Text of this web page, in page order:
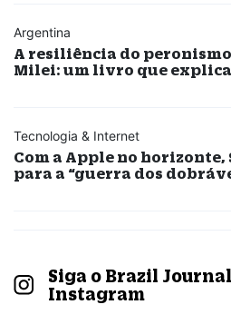
Argentina
A resiliência do
Milei: um livro que
Tecnologia & Internet
Com a Apple no horizonte,
para a “guerra dos
Siga o Brazil
Instagram